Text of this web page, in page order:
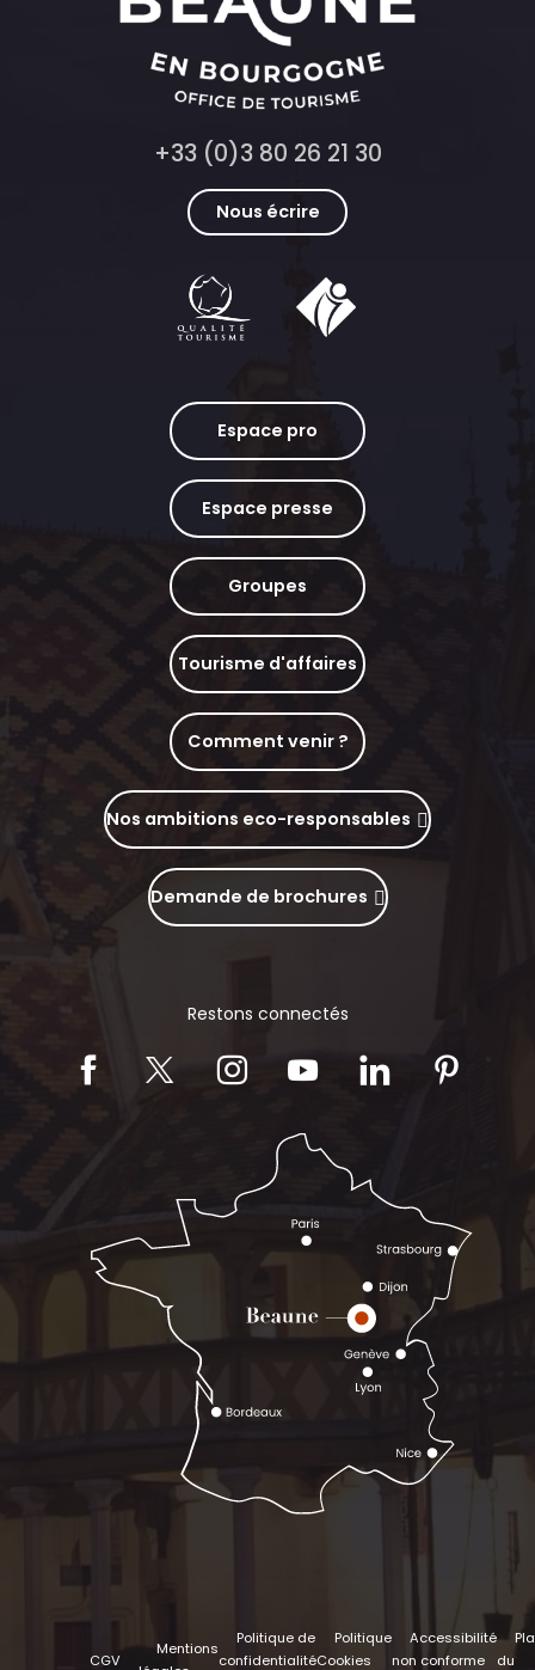
+33 (0)3 80 26 21 30
Nous écrire
Espace pro
Espace presse
Groupes
Tourisme d'affaires
Comment venir ?
Nos ambitions eco-responsables
Demande de brochures
Restons connectés
CGV
Mentions
Politique de
confidentialité
Politique
Cookies
Accessibilité
non conforme
du